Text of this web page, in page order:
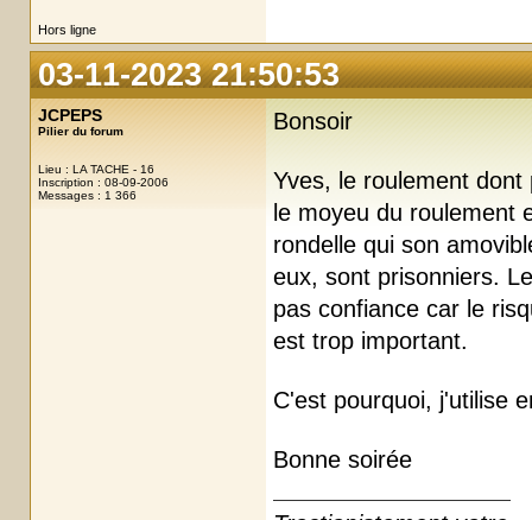
Hors ligne
03-11-2023 21:50:53
JCPEPS
Pilier du forum
Lieu : LA TACHE - 16
Inscription : 08-09-2006
Messages : 1 366
Bonsoir
Yves, le roulement dont
le moyeu du roulement
rondelle qui son
eux, sont prisonniers.
pas confiance car le
est trop important.
C'est pourquoi, j'utilise
Bonne soirée